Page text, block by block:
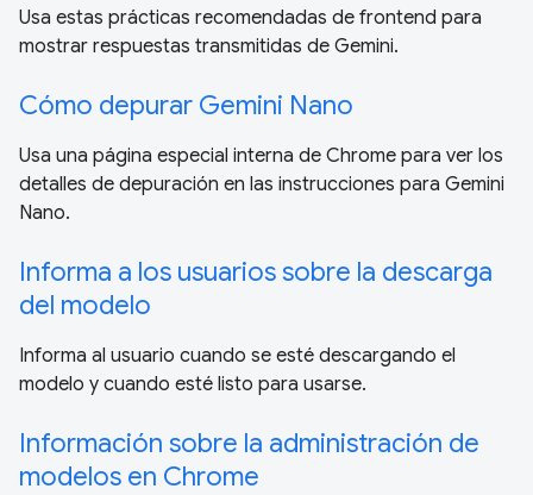
Usa estas prácticas recomendadas de frontend para
mostrar respuestas transmitidas de Gemini.
Cómo depurar Gemini Nano
Usa una página especial interna de Chrome para ver los
detalles de depuración en las instrucciones para Gemini
Nano.
Informa a los usuarios sobre la descarga
del modelo
Informa al usuario cuando se esté descargando el
modelo y cuando esté listo para usarse.
Información sobre la administración de
modelos en Chrome